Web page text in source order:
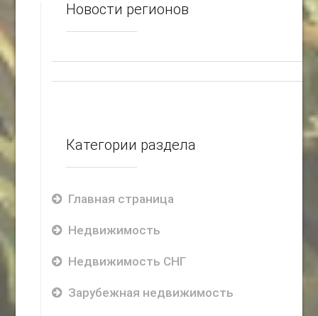
Новости регионов
Категории раздела
Главная страница
Недвижимость
Недвижимость СНГ
Зарубежная недвижимость